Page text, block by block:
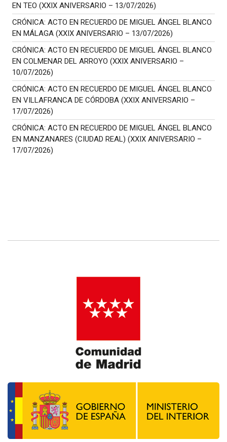
EN TEO (XXIX ANIVERSARIO – 13/07/2026)
CRÓNICA: ACTO EN RECUERDO DE MIGUEL ÁNGEL BLANCO
EN MÁLAGA (XXIX ANIVERSARIO – 13/07/2026)
CRÓNICA: ACTO EN RECUERDO DE MIGUEL ÁNGEL BLANCO
EN COLMENAR DEL ARROYO (XXIX ANIVERSARIO –
10/07/2026)
CRÓNICA: ACTO EN RECUERDO DE MIGUEL ÁNGEL BLANCO
EN VILLAFRANCA DE CÓRDOBA (XXIX ANIVERSARIO –
17/07/2026)
CRÓNICA: ACTO EN RECUERDO DE MIGUEL ÁNGEL BLANCO
EN MANZANARES (CIUDAD REAL) (XXIX ANIVERSARIO –
17/07/2026)